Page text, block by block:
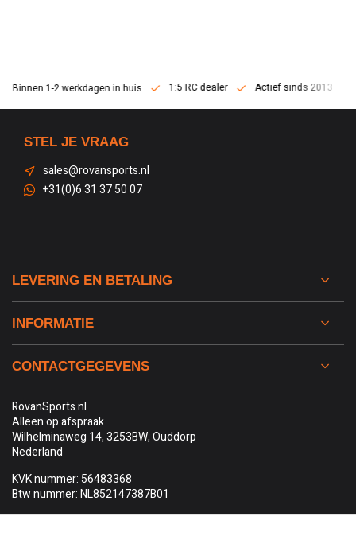
Binnen 1-2 werkdagen in huis 1:5 RC dealer Actief sinds 2013
STEL JE VRAAG
sales@rovansports.nl
+31(0)6 31 37 50 07
LEVERING EN BETALING
INFORMATIE
CONTACTGEGEVENS
RovanSports.nl
Alleen op afspraak
Wilhelminaweg 14, 3253BW, Ouddorp
Nederland
KVK nummer: 56483368
Btw nummer: NL852147387B01